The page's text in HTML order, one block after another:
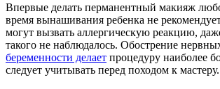
Впервые делать перманентный макияж
время вынашивания ребенка не
могут вызвать аллергическую реакцию,
такого не наблюдалось. Обострение
беременности делает процедуру наиболее
следует учитывать перед походом к мастеру.